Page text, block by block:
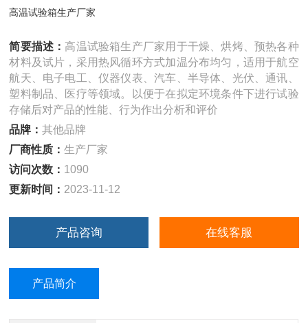
高温试验箱生产厂家
简要描述：高温试验箱生产厂家用于干燥、烘烤、预热各种
材料及试片，采用热风循环方式加温分布均匀，适用于航空
航天、电子电工、仪器仪表、汽车、半导体、光伏、通讯、
塑料制品、医疗等领域。以便于在拟定环境条件下进行试验
存储后对产品的性能、行为作出分析和评价
品牌：其他品牌
厂商性质：生产厂家
访问次数： 1090
更新时间： 2023-11-12
产品咨询 在线客服
产品简介